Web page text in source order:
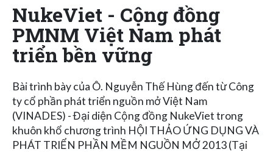
NukeViet - Cộng đồng
PMNM Việt Nam phát
triển bền vững
Bài trình bày của Ô. Nguyễn Thế Hùng đến từ Công
ty cổ phần phát triển nguồn mở Việt Nam
(VINADES) - Đại diện Cộng đồng NukeViet trong
khuôn khổ chương trình HỘI THẢO ỨNG DỤNG VÀ
PHÁT TRIỂN PHẦN MỀM NGUỒN MỞ 2013 (Tại